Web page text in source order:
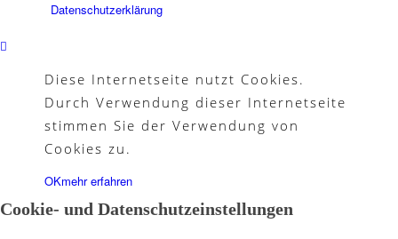
Schnupperjahr
Datenschutzerklärung
Diese Internetseite nutzt Cookies.
Durch Verwendung dieser Internetseite
stimmen Sie der Verwendung von
Cookies zu.
OKmehr erfahren
Cookie- und Datenschutzeinstellungen